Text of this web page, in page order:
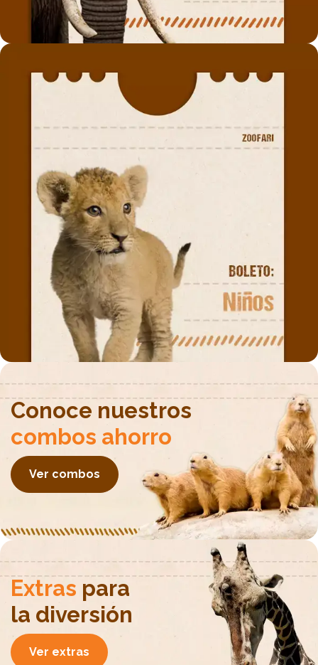
Conoce nuestros
combos ahorro
Ver combos
Extras para
la diversión
Ver extras